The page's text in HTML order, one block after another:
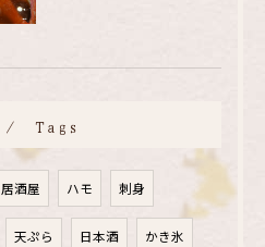
Tags
居酒屋 ハモ 刺身
天ぷら 日本酒 かき氷